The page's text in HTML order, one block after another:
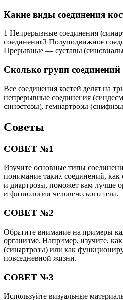
Какие виды соединения
1 Непрерывные соединения
соединения3 Полуподвижное
Прерывные — суставы
Сколько групп соединений
Все соединения костей делят на
непрерывные соединения
синостозы), гемиартрозы
Советы
СОВЕТ №1
Изучите основные типы
понимание таких соединений, как
и диартрозы, поможет вам лучше
и физиологии человеческого тела.
СОВЕТ №2
Обратите внимание на примеры
организме. Например, изучите,
(синартрозы) или как
повседневной жизни.
СОВЕТ №3
Используйте визуальные